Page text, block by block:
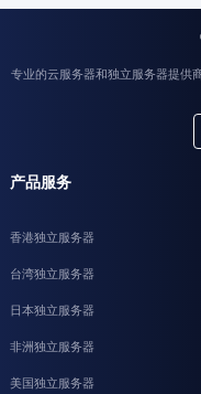
专业的云服务器和独立服务器提供
产品服务
香港独立服务器
台湾独立服务器
日本独立服务器
非洲独立服务器
美国独立服务器